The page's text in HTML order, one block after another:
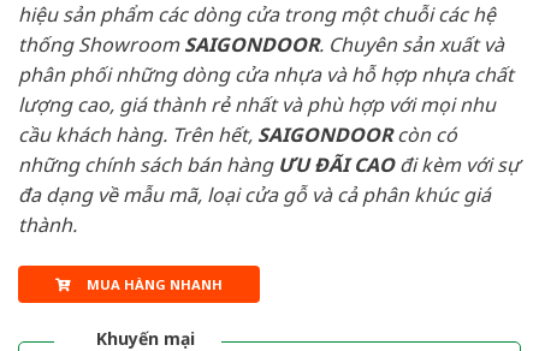
hiệu sản phẩm các dòng cửa trong một chuỗi các hệ
thống ShowroomSAIGONDOOR. Chuyên sản xuất và
phân phối những dòng cửa nhựa và hỗ hợp nhựa chất
lượng cao, giá thành rẻ nhất và phù hợp với mọi nhu
cầu khách hàng. Trên hết, SAIGONDOORcòn có
những chính sách bán hàng ƯU ĐÃI CAOđi kèm với sự
đa dạng về mẫu mã, loại cửa gỗ và cả phân khúc giá
thành.
MUA HÀNG NHANH
Khuyến mại